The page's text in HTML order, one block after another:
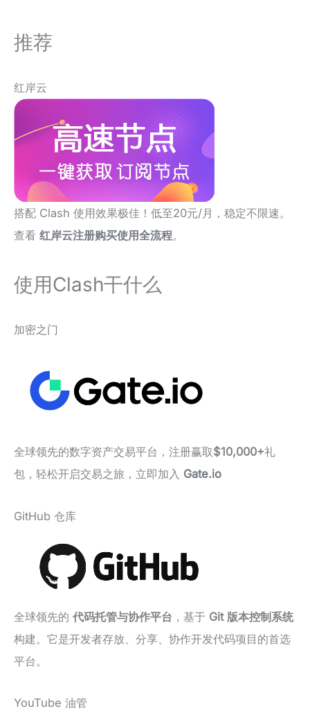
推荐
红岸云
搭配 Clash 使用效果极佳！低至20元/月，稳定不限速。
查看 红岸云注册购买使用全流程。
使用Clash干什么
加密之门
全球领先的数字资产交易平台，注册赢取$10,000+礼
包，轻松开启交易之旅，立即加入 Gate.io
GitHub 仓库
全球领先的 代码托管与协作平台 ，基于 Git 版本控制系统
构建。它是开发者存放、分享、协作开发代码项目的首选
平台。
YouTube 油管